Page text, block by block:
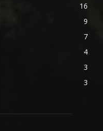
16
9
7
4
3
3